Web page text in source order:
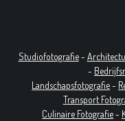
Studiofotografie-
-
Landschapsfotografie-
Transport
Culinaire Fotografie-